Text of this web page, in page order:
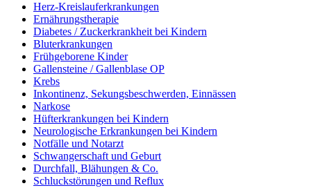
Herz-Kreislauferkrankungen
Ernährungstherapie
Diabetes / Zuckerkrankheit bei Kindern
Bluterkrankungen
Frühgeborene Kinder
Gallensteine / Gallenblase OP
Krebs
Inkontinenz, Sekungsbeschwerden, Einnässen
Narkose
Hüfterkrankungen bei Kindern
Neurologische Erkrankungen bei Kindern
Notfälle und Notarzt
Schwangerschaft und Geburt
Durchfall, Blähungen & Co.
Schluckstörungen und Reflux